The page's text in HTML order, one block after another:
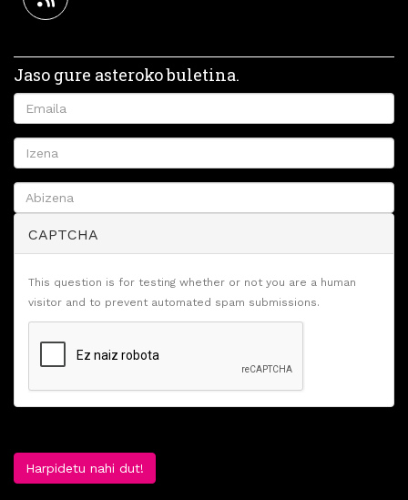
Jaso gure asteroko buletina.
CAPTCHA
This question is for testing whether or not you are a human
visitor and to prevent automated spam submissions.
Harpidetu nahi dut!